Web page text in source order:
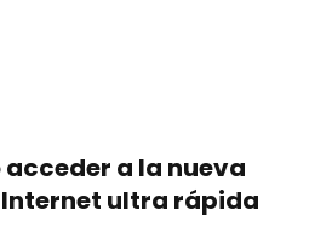
a la nueva
ultra rápida